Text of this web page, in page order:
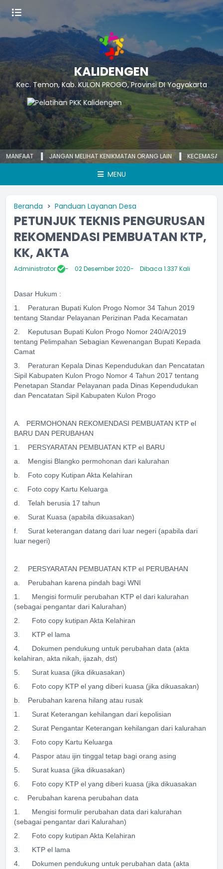
KALIDENGEN
Kec. Temon, Kab. KULON PROGO, Provinsi DI Yogyakarta
JANGAN MELIHAT KENIKMATAN ORANG LAIN KECEMASAN YANG
MENU
Beranda Panduan Layanan Desa
PETUNJUK TEKNIS PENGURUSAN
REKOMENDASI PEMBUATAN KTP,
KK, AKTA
Administrator 02 Desember 2020 Dibaca 1.337 Kali
Dasar Hukum :
1. Peraturan Bupati Kulon Progo Nomor 34 Tahun 2019
tentang Standar Pelayanan Perizinan Pada Kecamatan
2. Keputusan Bupati Kulon Progo Nomor 240/A/2019
tentang Pelimpahan Sebagian Kewenangan Bupati Kepada
Camat
3. Peraturan Kepala Dinas Kependudukan dan Pencatatan
Sipil Kabupaten Kulon Progo Nomor 4 Tahun 2017 tentang
Penetapan Standar Pelayanan pada Dinas Kependudukan
dan Pencatatan Sipil Kabupaten Kulon Progo
A. PERMOHONAN REKOMENDASI PEMBUATAN KTP el
BARU DAN PERUBAHAN
1. PERSYARATAN PEMBUATAN KTP el BARU
a. Mengisi Blangko permohonan dari kalurahan
b. Foto copy Kutipan Akta Kelahiran
c. Foto copy Kartu Keluarga
d. Telah berusia 17 tahun
e. Surat Kuasa (apabila dikuasakan)
f. Surat keterangan datang dari luar negeri (apabila dari
luar negeri)
2. PERSYARATAN PEMBUATAN KTP el PERUBAHAN
a. Perubahan karena pindah bagi WNI
1. Mengisi formulir perubahan KTP el dari kalurahan
(sebagai pengantar dari Kalurahan)
2. Foto copy kutipan Akta Kelahiran
3. KTP el lama
4. Dokumen pendukung untuk perubahan data (akta
kelahiran, akta nikah, ijazah, dst)
5. Surat kuasa (jika dikuasakan)
6. Foto copy KTP el yang diberi kuasa (jika dikuasakan)
b. Perubahan karena hilang atau rusak
1. Surat Keterangan kehilangan dari kepolisian
2. Surat Pengantar Keterangan kehilangan dari kalurahan
3. Foto copy Kartu Keluarga
4. Paspor atau ijin tinggal tetap bagi orang asing
5. Surat kuasa (jika dikuasakan)
6. Foto copy KTP el yang diberi kuasa (jika dikuasakan
c. Perubahan karena perubahan data
1. Mengisi formulir perubahan data dari kalurahan
(sebagai pengantar dari Kalurahan)
2. Foto copy kutipan Akta Kelahiran
3. KTP el lama
4. Dokumen pendukung untuk perubahan data (akta